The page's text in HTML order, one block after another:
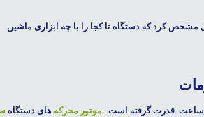
مشخص کرد که دستگاه تا کجا را با چه ابزاری ماشین
موتور محرکه های دستگاه